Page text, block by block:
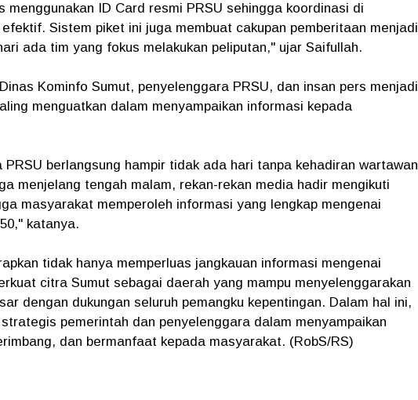
menggunakan ID Card resmi PRSU sehingga koordinasi di
Sistem piket ini juga membuat cakupan pemberitaan menjadi
ada tim yang fokus melakukan peliputan," ujar Saifullah.
Kominfo Sumut, penyelenggara PRSU, dan insan pers menjadi
menguatkan dalam menyampaikan informasi kepada
berlangsung hampir tidak ada hari tanpa kehadiran wartawan
menjelang tengah malam, rekan-rekan media hadir mengikuti
masyarakat memperoleh informasi yang lengkap mengenai
katanya.
tidak hanya memperluas jangkauan informasi mengenai
citra Sumut sebagai daerah yang mampu menyelenggarakan
dengan dukungan seluruh pemangku kepentingan. Dalam hal ini,
pemerintah dan penyelenggara dalam menyampaikan
dan bermanfaat kepada masyarakat. (RobS/RS)